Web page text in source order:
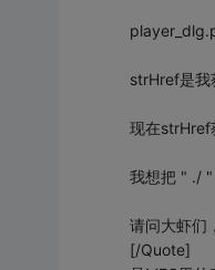
strHref是我
现在strHref
我想把 " ./ "
请问大虾们
[/Quote]